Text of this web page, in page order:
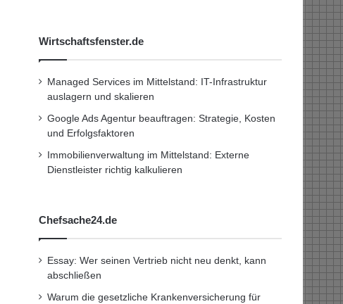
Wirtschaftsfenster.de
Managed Services im Mittelstand: IT-Infrastruktur
auslagern und skalieren
Google Ads Agentur beauftragen: Strategie, Kosten
und Erfolgsfaktoren
Immobilienverwaltung im Mittelstand: Externe
Dienstleister richtig kalkulieren
Chefsache24.de
Essay: Wer seinen Vertrieb nicht neu denkt, kann
abschließen
Warum die gesetzliche Krankenversicherung für